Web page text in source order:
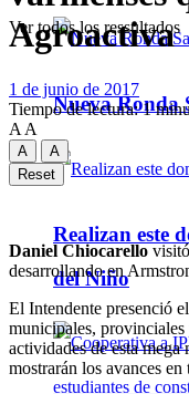
Nueva Ronda
Realizan este
del Niño
Ver todos los ressultados
Agroactiva
1 de junio de 2017
Tiempo de lectura: 1
A A
A
A
Reset
Daniel Chiocarello
desarrollando en
El Intendente presenció
municipales,
actividades de esta mega
mostrarán los avances